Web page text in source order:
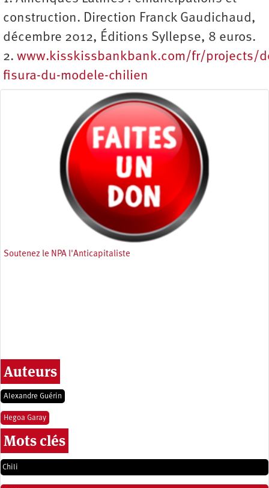
construction. Direction Franck Gaudichaud,
décembre 2012, Éditions Syllepse, 8 euros.
2. www.kisskissbankbank.com/fr/projects/
fisura-du-modele-chilien
Soutenez le NPA l'Anticapitaliste
Auteurs
Alexandre Guérin
Hegoa Garay
Mots clés
Chili